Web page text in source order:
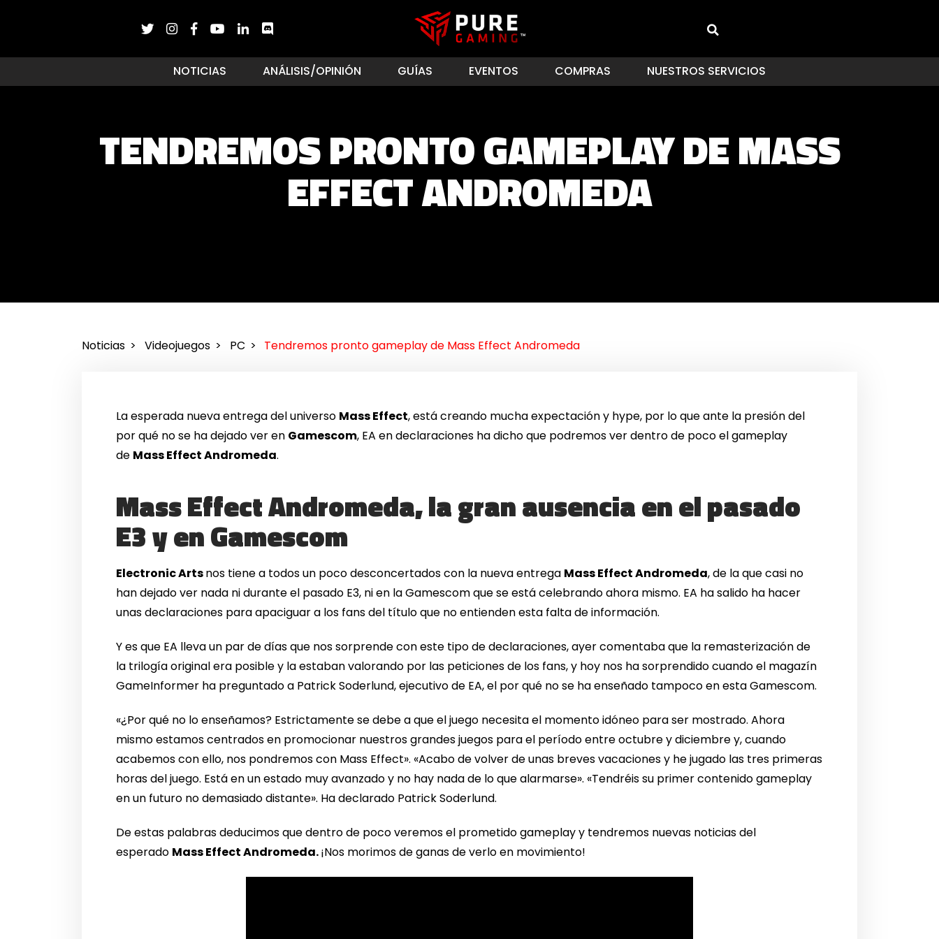
NOTICIAS ANÁLISIS/OPINIÓN GUÍAS EVENTOS COMPRAS NUESTROS SERVICIOS
TENDREMOS PRONTO GAMEPLAY DE MASS
EFFECT ANDROMEDA
Noticias Videojuegos PC Tendremos pronto gameplay de Mass Effect Andromeda
La esperada nueva entrega del universo Mass Effect, está creando mucha expectación y hype, por lo que ante la presión del
por qué no se ha dejado ver en Gamescom, EA en declaraciones ha dicho que podremos ver dentro de poco el gameplay
de Mass Effect Andromeda.
Mass Effect Andromeda, la gran ausencia en el pasado
E3 y en Gamescom
Electronic Artsnos tiene a todos un poco desconcertados con la nueva entrega Mass Effect Andromeda, de la que casi no
han dejado ver nada ni durante el pasado E3, ni en la Gamescom que se está celebrando ahora mismo. EA ha salido ha hacer
unas declaraciones para apaciguar a los fans del título que no entienden esta falta de información.
Y es que EA lleva un par de días que nos sorprende con este tipo de declaraciones, ayer comentaba que la remasterización de
la trilogía original era posible y la estaban valorando por las peticiones de los fans, y hoy nos ha sorprendido cuando el magazín
GameInformer ha preguntado a Patrick Soderlund, ejecutivo de EA, el por qué no se ha enseñado tampoco en esta Gamescom.
«¿Por qué no lo enseñamos? Estrictamente se debe a que el juego necesita el momento idóneo para ser mostrado. Ahora
mismo estamos centrados en promocionar nuestros grandes juegos para el período entre octubre y diciembre y, cuando
acabemos con ello, nos pondremos con Mass Effect». «Acabo de volver de unas breves vacaciones y he jugado las tres primeras
horas del juego. Está en un estado muy avanzado y no hay nada de lo que alarmarse». «Tendréis su primer contenido gameplay
en un futuro no demasiado distante». Ha declarado Patrick Soderlund.
De estas palabras deducimos que dentro de poco veremos el prometido gameplay y tendremos nuevas noticias del
esperado Mass Effect Andromeda.¡Nos morimos de ganas de verlo en movimiento!